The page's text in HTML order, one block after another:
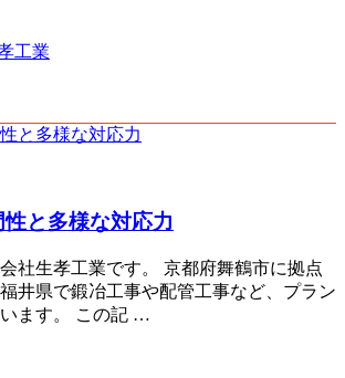
工業
と多様な対応力
社生孝工業です。 京都府舞鶴市に拠点
井県で鍛冶工事や配管工事など、プラン
います。 この記 …